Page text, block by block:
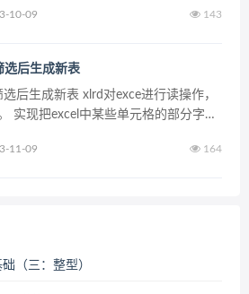
10-09 143
选后生成新表
后生成新表 xlrd对exce进行读操作，
实现把excel中某些单元格的部分字符
11-09 164
（三：整型）